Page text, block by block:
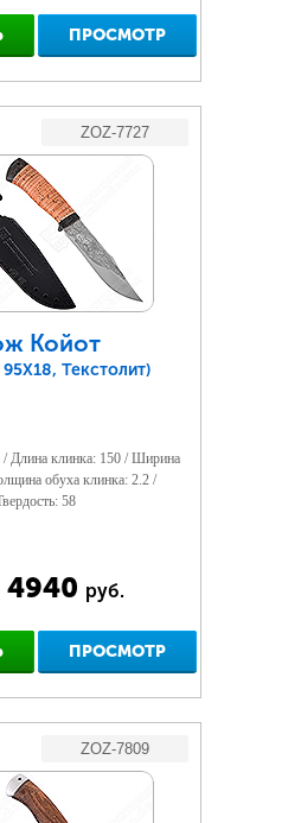
ПРОСМОТР
ZOZ-7727
Койот
Текстолит)
Длина клинка: 150 / Ширина
обуха клинка: 2.2 /
58
4940 руб.
ПРОСМОТР
ZOZ-7809